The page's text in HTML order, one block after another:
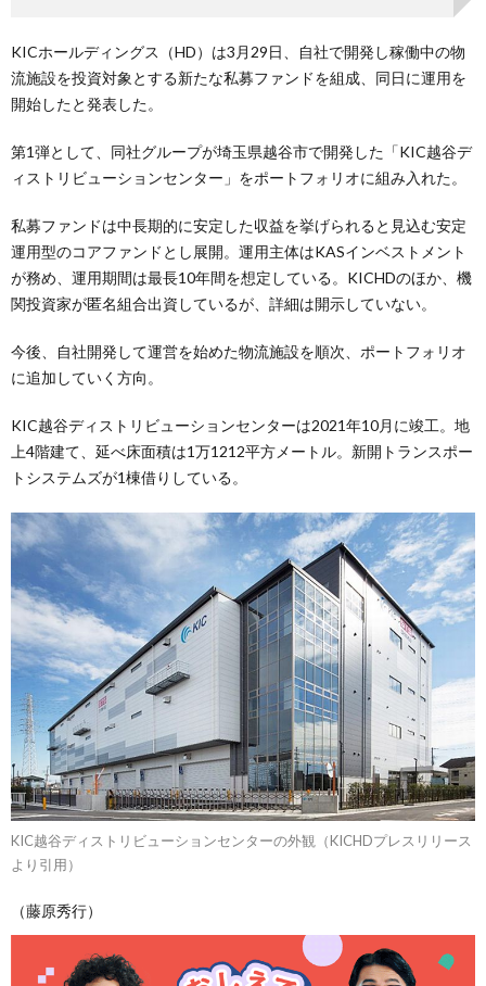
KICホールディングス（HD）は3月29日、自社で開発し稼働中の物
流施設を投資対象とする新たな私募ファンドを組成、同日に運用を
開始したと発表した。
第1弾として、同社グループが埼玉県越谷市で開発した「KIC越谷デ
ィストリビューションセンター」をポートフォリオに組み入れた。
私募ファンドは中長期的に安定した収益を挙げられると見込む安定
運用型のコアファンドとし展開。運用主体はKASインベストメント
が務め、運用期間は最長10年間を想定している。KICHDのほか、機
関投資家が匿名組合出資しているが、詳細は開示していない。
今後、自社開発して運営を始めた物流施設を順次、ポートフォリオ
に追加していく方向。
KIC越谷ディストリビューションセンターは2021年10月に竣工。地
上4階建て、延べ床面積は1万1212平方メートル。新開トランスポー
トシステムズが1棟借りしている。
KIC越谷ディストリビューションセンターの外観（KICHDプレスリリース
より引用）
（藤原秀行）